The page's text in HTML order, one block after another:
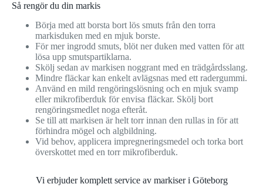
Så rengör du din markis
Börja med att borsta bort lös smuts från den torra
markisduken med en mjuk borste.
För mer ingrodd smuts, blöt ner duken med vatten för att
lösa upp smutspartiklarna.
Skölj sedan av markisen noggrant med en trädgårdsslang.
Mindre fläckar kan enkelt avlägsnas med ett radergummi.
Använd en mild rengöringslösning och en mjuk svamp
eller mikrofiberduk för envisa fläckar. Skölj bort
rengöringsmedlet noga efteråt.
Se till att markisen är helt torr innan den rullas in för att
förhindra mögel och algbildning.
Vid behov, applicera impregneringsmedel och torka bort
överskottet med en torr mikrofiberduk.
Vi erbjuder komplett service av markiser i Göteborg